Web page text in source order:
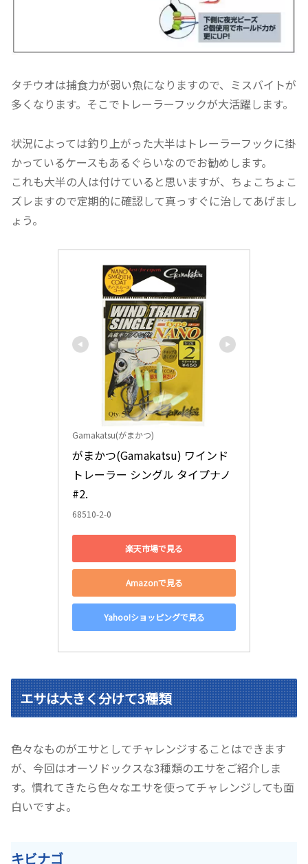
タチウオは捕食力が弱い魚になりますので、ミスバイトが
多くなります。そこでトレーラーフックが大活躍します。
状況によっては釣り上がった大半はトレーラーフックに掛
かっているケースもあるぐらいなのでお勧めします。
これも大半の人は付けていると思いますが、ちょこちょこ
ズレますので定期的に確認して真っすぐに治してあげまし
ょう。
Gamakatsu(がまかつ)
がまかつ(Gamakatsu) ワインド
トレーラー シングル タイプナノ
#2.
68510-2-0
楽天市場で見る
Amazonで見る
Yahoo!ショッピングで見る
エサは大きく分けて3種類
色々なものがエサとしてチャレンジすることはできます
が、今回はオーソドックスな3種類のエサをご紹介しま
す。慣れてきたら色々なエサを使ってチャレンジしても面
白いですよ。
キビナゴ